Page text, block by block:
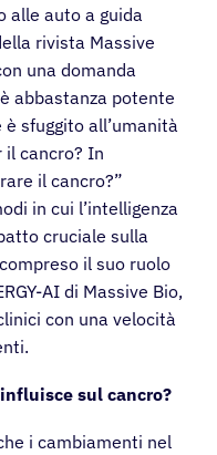
alle auto a guida
rivista Massive
una domanda
abbastanza potente
sfuggito all’umanità
il cancro? In
il cancro?”
in cui l’intelligenza
cruciale sulla
il suo ruolo
AI di Massive Bio,
con una velocità
sul cancro?
i cambiamenti nel